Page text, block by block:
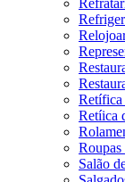
Retífica
Retíica
Roupas
Salão